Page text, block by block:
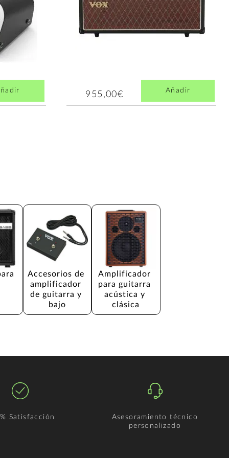
955,00€ Añadir
Accesorios de
amplificador
de guitarra y
bajo
Amplificador
para guitarra
acústica y
clásica
Satisfacción
Asesoramiento técnico
personalizado